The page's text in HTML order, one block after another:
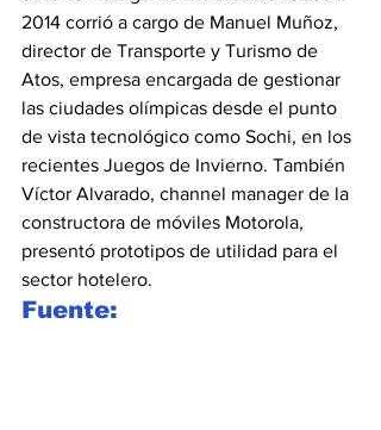
2014 corrió a cargo de Manuel Muñoz,
director de Transporte y Turismo de
Atos, empresa encargada de gestionar
las ciudades olímpicas desde el punto
de vista tecnológico como Sochi, en los
recientes Juegos de Invierno. También
Víctor Alvarado, channel manager de la
constructora de móviles Motorola,
presentó prototipos de utilidad para el
sector hotelero.
Fuente: